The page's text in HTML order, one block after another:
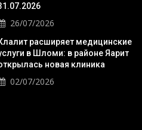
26/07/2026
расширяет медицинские
в Шломи: в районе Яарит
новая клиника
02/07/2026